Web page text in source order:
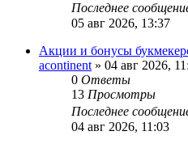
Последнее
05 авг 2026, 13:37
Акции и бонусы
acontinent » 04 авг 2026,
0 Ответы
13 Просмотры
Последнее
04 авг 2026, 11:03